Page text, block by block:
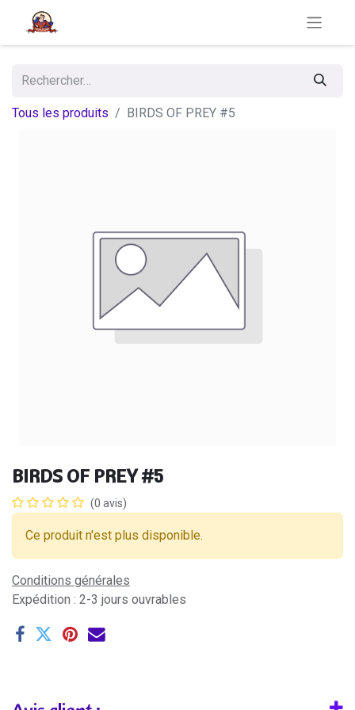
Tous les produits BIRDS OF PREY #5
BIRDS OF PREY #5
(0 avis)
Ce produit n'est plus disponible.
Conditions générales
Expédition : 2-3 jours ouvrables